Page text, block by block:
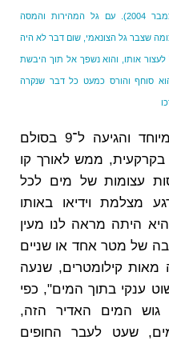
ליעד,
בדצמבר 2004). עם גל המהירות והמסה
שצבר גל הצונאמי, שום דבר לא היה
לעצור אותו, והוא נשפך אל תוך היבשת
סוחף והורס כמעט כל דבר שנקרה
עוצמת הרעש היתה חריגה במיוחד והגיעה ל־9 בסולם
בקרקעית, ממש לאורך קו
עצומות של מים לכל
מצלמת וידיאו באותו
היתה מראה לנו מעין
של מטר אחד או שניים
קילומטרים, שנעה
ענקי בתוך המים", כפי
גוש המים האדיר הזה,
שעט לעבר החופים